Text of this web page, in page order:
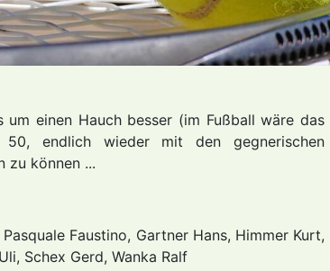
einen Hauch besser (im Fußball wäre das
50, endlich wieder mit den gegnerischen
zu können ...
Faustino, Gartner Hans, Himmer Kurt,
Schex Gerd, Wanka Ralf